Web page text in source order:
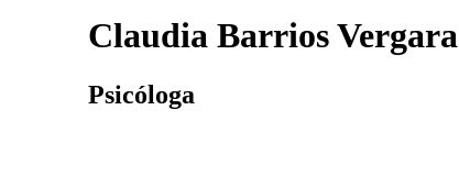
Claudia Barrios Vergara
Psicóloga